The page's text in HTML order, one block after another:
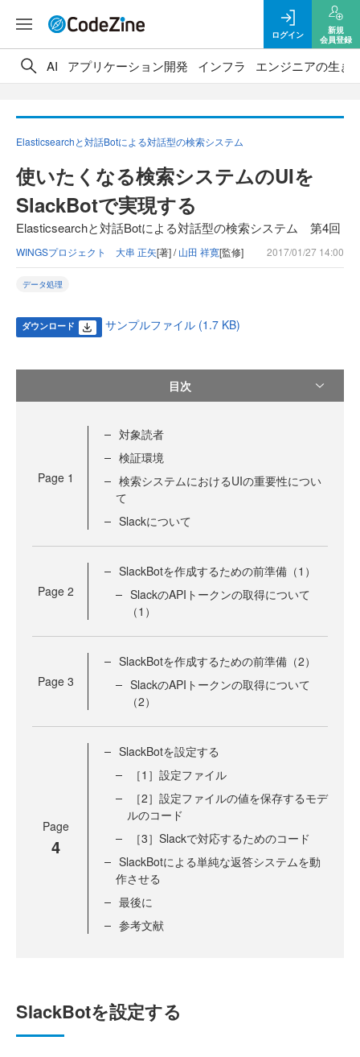
ログイン
新規
会員登録
AI アプリケーション開発 インフラ エンジニアの生き
Elasticsearchと対話Botによる対話型の検索システム
使いたくなる検索システムのUIを
SlackBotで実現する
Elasticsearchと対話Botによる対話型の検索システム 第4回
WINGSプロジェクト 大串 正矢[著] /山田 祥寛[監修] 2017/01/27 14:00
データ処理
ダウンロード サンプルファイル (1.7 KB)
目次
Page 1
対象読者
検証環境
検索システムにおけるUIの重要性につい
て
Slackについて
Page 2
SlackBotを作成するための前準備（1）
SlackのAPIトークンの取得について
（1）
Page 3
SlackBotを作成するための前準備（2）
SlackのAPIトークンの取得について
（2）
Page
4
SlackBotを設定する
［1］設定ファイル
［2］設定ファイルの値を保存するモデ
ルのコード
［3］Slackで対応するためのコード
SlackBotによる単純な返答システムを動
作させる
最後に
参考文献
SlackBotを設定する